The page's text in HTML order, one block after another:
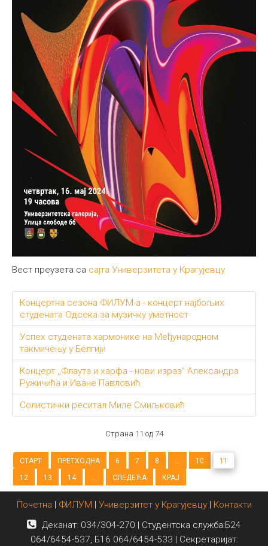
Вест преузета са сајта Универзитета у Крагујевцу
Концертна сезона ФИЛУМ-а - концерт најбољих
студената Одсека за музичку уметност
Успех студената хармонике на Међународном
такмичењу у Белгији
Концерт ,,Флаута и харфа - нови израз" Александра
Ружичића и Иване Павловић
Солистички реситал Миле Смиљковић
Страна 11 од 74
СТАРТ ПРЕТХОДНА 6 7 8 ... 10
11
12
13 14 ... СЛЕДЕЋА КРАЈ
Почетна | ФИЛУМ | Универзитет у Крагујевцу| Контакти
Деканат: 034/304-270 | Студентска служба:Б24
064/6454-537, Б16 064/6454-533 | Секретаријат: